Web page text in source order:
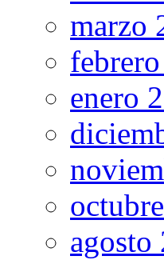
marzo
enero
agosto